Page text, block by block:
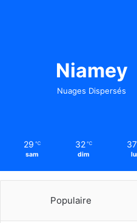
Niamey
Nuages Dispersés
29 ℃
sam
32 ℃
dim
37
Populaire